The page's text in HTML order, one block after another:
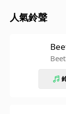
人氣鈴聲